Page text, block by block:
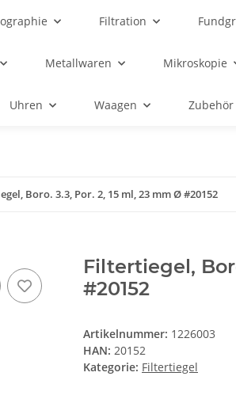
Filtration
Metallwaren Mikroskopie
Uhren Waagen Zubehör
Boro. 3.3, Por. 2, 15 ml, 23 mm Ø #20152
Filtertiegel,
#20152
Artikelnummer: 1226003
HAN: 20152
Kategorie: Filtertiegel